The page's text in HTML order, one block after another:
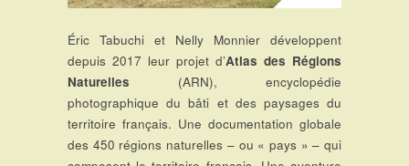
Éric Tabuchi et Nelly Monnier développent
depuis 2017 leur projet d’Atlas des Régions
Naturelles (ARN), encyclopédie
photographique du bâti et des paysages du
territoire français. Une documentation globale
des 450 régions naturelles – ou « pays » – qui